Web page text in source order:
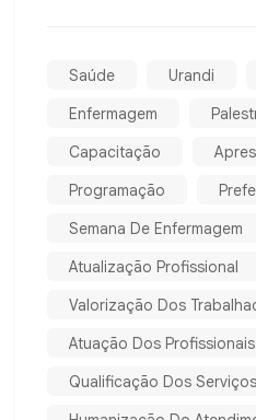
Saúde Urandi
Enfermagem
Capacitação
Programação
Semana De Enfermagem
Atualização Profissional
Valorização Dos
Atuação Dos
Qualificação Dos